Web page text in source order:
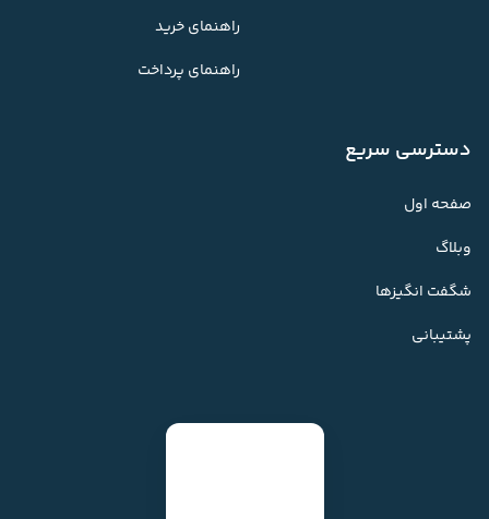
راهنمای خرید
راهنمای پرداخت
دسترسی سریع
صفحه اول
وبلاگ
شگفت انگیزها
پشتیبانی